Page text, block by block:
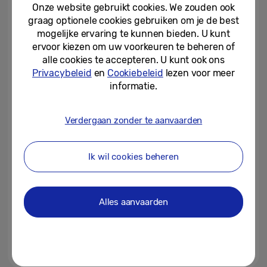
hoek-gevaar
17-12-2025
Samsung Innovation Campus
start vierde editie in
samenwerking met H20...
Samsung Benelux lanceert
voor op de toekomst met digitale
skills en creatief inzicht
Onze website gebruikt cookies. We zouden ook
graag optionele cookies gebruiken om je de best
mogelijke ervaring te kunnen bieden. U kunt
ervoor kiezen om uw voorkeuren te beheren of
alle cookies te accepteren. U kunt ook ons
Privacybeleid en Cookiebeleid lezen voor meer
informatie.
Verdergaan zonder te aanvaarden
Ik wil cookies beheren
Alles aanvaarden